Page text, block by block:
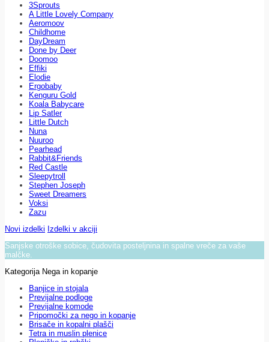
3Sprouts
A Little Lovely Company
Aeromoov
Childhome
DayDream
Done by Deer
Doomoo
Effiki
Elodie
Ergobaby
Kenguru Gold
Koala Babycare
Lip Satler
Little Dutch
Nuna
Nuuroo
Pearhead
Rabbit&Friends
Red Castle
Sleepytroll
Stephen Joseph
Sweet Dreamers
Voksi
Zazu
Novi izdelki Izdelki v akciji
Sanjske otroške sobice, čudovita posteljnina in spalne vreče za vaše
malčke.
Kategorija Nega in kopanje
Banjice in stojala
Previjalne podloge
Previjalne komode
Pripomočki za nego in kopanje
Brisače in kopalni plašči
Tetra in muslin plenice